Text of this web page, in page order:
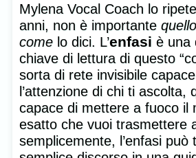
Mylena Vocal Coach lo
anni, non è importante
come lo dici. L’enfasi è una
chiave di lettura di questo
sorta di rete invisibile
l’attenzione di chi ti ascolta,
capace di mettere a fuoco il
esatto che vuoi trasmettere
semplicemente, l’enfasi può